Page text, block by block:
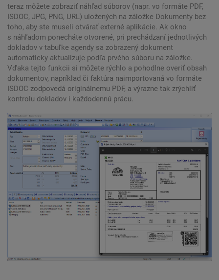
teraz môžete zobraziť náhľad súborov (napr. vo formáte PDF,
ISDOC, JPG, PNG, URL) uložených na záložke Dokumenty bez
toho, aby ste museli otvárať externé aplikácie. Ak okno
s náhľadom ponecháte otvorené, pri prechádzaní jednotlivých
dokladov v tabuľke agendy sa zobrazený dokument
automaticky aktualizuje podľa prvého súboru na záložke.
Vďaka tejto funkcii si môžete rýchlo a pohodlne overiť obsah
dokumentov, napríklad či faktúra naimportovaná vo formáte
ISDOC zodpovedá originálnemu PDF, a výrazne tak zrýchliť
kontrolu dokladov i každodennú prácu.